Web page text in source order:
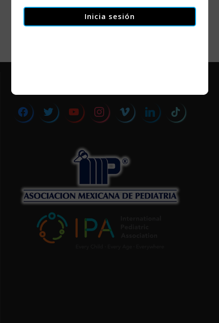
+ exportación iCal / Outlook
facebook twitter youtube instagramvimeo linkedin tiktok
Inicia sesión